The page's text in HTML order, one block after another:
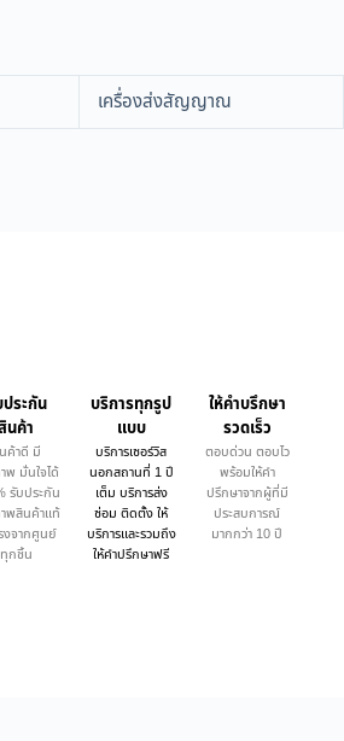
เครื่องส่งสัญญาณ
ระกัน
นค้า
ค้าดี มี
มั่นใจได้
รับประกัน
พสินค้าแท้
งจากศูนย์
ทุกชิ้น
บริการทุกรูป
แบบ
บริการเซอร์วิส
นอกสถานที่ 1 ปี
เต็ม บริการส่ง
ซ่อม ติดตั้ง ให้
บริการและรวมถึง
ให้คำปรึกษาฟรี
ให้คำบรึกษา
รวดเร็ว
ตอบด่วน ตอบไว
พร้อมให้คำ
ปรึกษาจากผู้ที่มี
ประสบการณ์
มากกว่า 10 ปี